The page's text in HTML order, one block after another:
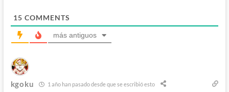
15 COMMENTS
más antiguos
kgoku 1 año han pasado desde que se escribió esto